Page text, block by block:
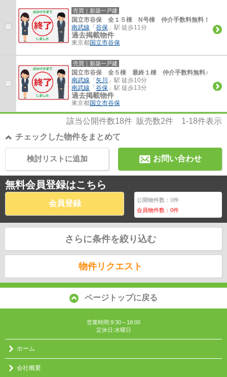
売買｜新築一戸建
国立市谷保 全１５棟 N号棟 仲介手数料無料！
南武線 「 谷保 」駅 徒歩11分
過去掲載物件
東京都国立市谷保
売買｜新築一戸建
国立市谷保 全５棟 最終１棟 仲介手数料無料♪
南武線 「 矢川
」駅 徒歩10分
南武線 「 谷保 」駅 徒歩13分
過去掲載物件
東京都国立市谷保
該当公開件数18件 販売数2件 1-18件表示
チェックした物件をまとめて
お問い合わせ
検討リストに追加
無料会員登録はこちら
会員登録 公開物件数：0件
会員物件数：0件
さらに条件を絞り込む
物件リクエスト
ページトップに戻る
営業時間:9:30～18:00
定休日:水曜日
ホーム
会社概要